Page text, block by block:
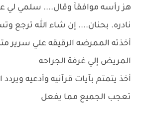
هز رأسه موافقآ وقال.... سلمي لي
نادره. بحنان.... إن شاء الله ترجع
أخذته الممرضه الرقيقه علي سرير
المريض إلي غرفة الجراحه
أخذ يتمتم بآيات قرآنيه وأدعيه
تعجب الجميع مما يفعل